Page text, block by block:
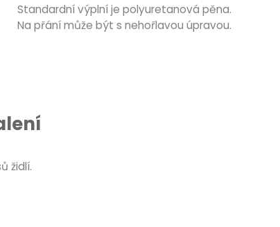
Standardní výplní je polyuretanová pěna.
Na přání může být s nehořlavou úpravou.
židlí.